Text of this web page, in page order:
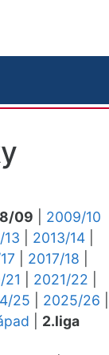
09
2009/10
13 2013/14
2017/18
2021/22
25 2025/26
2.liga